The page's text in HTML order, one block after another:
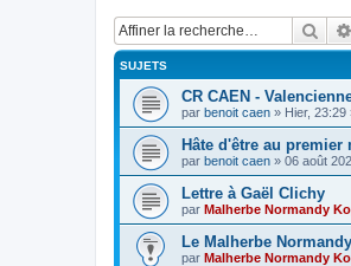
SUJETS
CR CAEN -
par benoit caen » Hier, 23:29
Hâte d'être au
par benoit caen » 06 août
Lettre à Gaël Clichy
par Malherbe Normandy
Le Malherbe
par Malherbe Normandy